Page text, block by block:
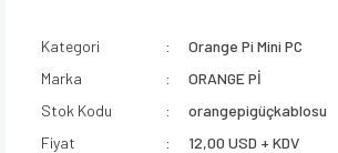
Kategori
Orange Pi Mini PC
Marka
ORANGE Pİ
Stok Kodu
orangepigüçkablosu
Fiyat
12,00 USD + KDV